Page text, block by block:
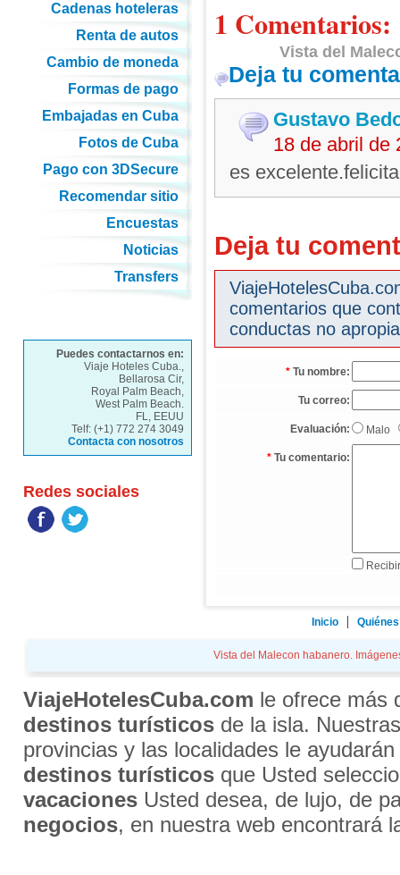
1 Comentarios:
Vista del
Deja tu
Gustavo
18 de abril de
es
Deja tu
comentarios que
conductas no
* Tu nombre:
Tu correo:
Evaluación: Malo
* Tu comentario:
Cadenas hoteleras
Renta de autos
Cambio de moneda
Formas de pago
Embajadas en Cuba
Fotos de Cuba
Pago con 3DSecure
Recomendar sitio
Encuestas
Noticias
Transfers
Puedes contactarnos en:
Viaje Hoteles Cuba.,
Bellarosa Cir,
Royal Palm Beach,
West Palm Beach.
FL, EEUU
Telf: (+1) 772 274 3049
Contacta con nosotros
Redes sociales
Inicio
Vista del Malecon habanero.
ViajeHotelesCuba.com le ofrece más
destinos turísticosde la isla.
provincias y las localidades le
destinos turísticosque Usted
vacacionesUsted desea, de lujo, de
negocios, en nuestra web encontrará